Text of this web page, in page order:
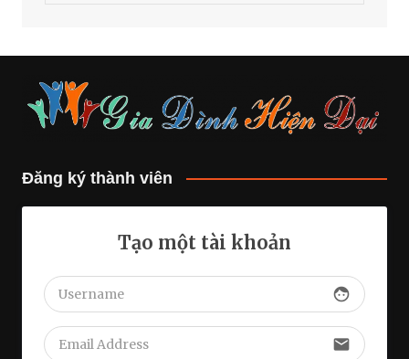
Đăng ký thành viên
Tạo một tài khoản
face
email